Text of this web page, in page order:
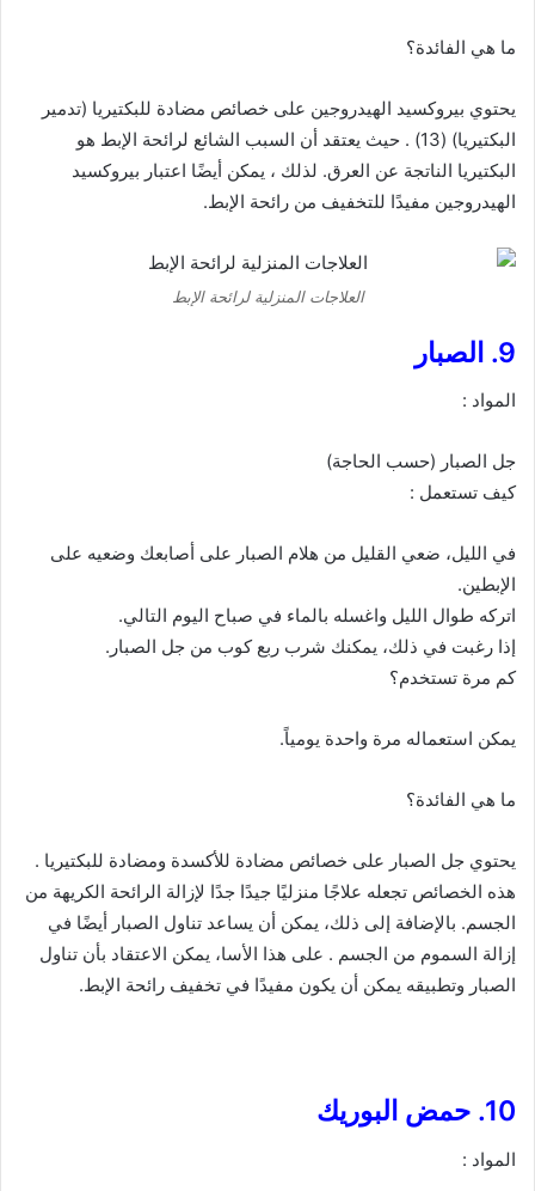
ما هي الفائدة؟
يحتوي بيروكسيد الهيدروجين على خصائص مضادة للبكتيريا (تدمير
البكتيريا) (13) . حيث يعتقد أن السبب الشائع لرائحة الإبط هو
البكتيريا الناتجة عن العرق. لذلك ، يمكن أيضًا اعتبار بيروكسيد
الهيدروجين مفيدًا للتخفيف من رائحة الإبط.
العلاجات المنزلية لرائحة الإبط
9. الصبار
المواد :
جل الصبار (حسب الحاجة)
كيف تستعمل :
في الليل، ضعي القليل من هلام الصبار على أصابعك وضعيه على
الإبطين.
اتركه طوال الليل واغسله بالماء في صباح اليوم التالي.
إذا رغبت في ذلك، يمكنك شرب ربع كوب من جل الصبار.
كم مرة تستخدم؟
يمكن استعماله مرة واحدة يومياً.
ما هي الفائدة؟
يحتوي جل الصبار على خصائص مضادة للأكسدة ومضادة للبكتيريا .
هذه الخصائص تجعله علاجًا منزليًا جيدًا جدًا لإزالة الرائحة الكريهة من
الجسم. بالإضافة إلى ذلك، يمكن أن يساعد تناول الصبار أيضًا في
إزالة السموم من الجسم . على هذا الأسا، يمكن الاعتقاد بأن تناول
الصبار وتطبيقه يمكن أن يكون مفيدًا في تخفيف رائحة الإبط.
10. حمض البوريك
المواد :